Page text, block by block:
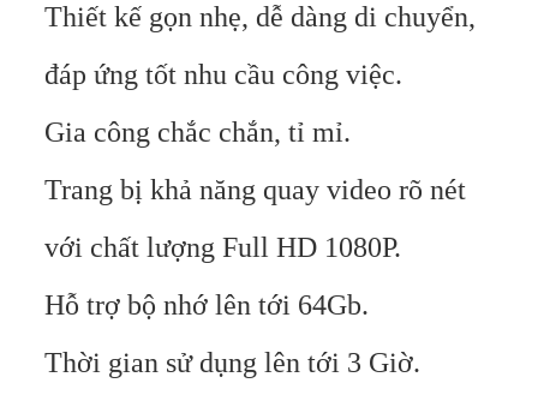
Thiết kế gọn nhẹ, dễ dàng di chuyển,
đáp ứng tốt nhu cầu công việc.
Gia công chắc chắn, tỉ mỉ.
Trang bị khả năng quay video rõ nét
với chất lượng Full HD 1080P.
Hỗ trợ bộ nhớ lên tới 64Gb.
Thời gian sử dụng lên tới 3 Giờ.